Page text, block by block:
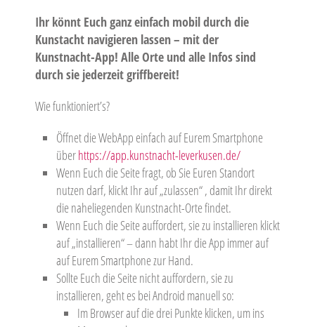
Ihr könnt Euch ganz einfach mobil durch die
Kunstacht navigieren lassen – mit der
Kunstnacht-App! Alle Orte und alle Infos sind
durch sie jederzeit griffbereit!
Wie funktioniert’s?
Öffnet die WebApp einfach auf Eurem Smartphone
überhttps://app.kunstnacht-leverkusen.de/
Wenn Euch die Seite fragt, ob Sie Euren Standort
nutzen darf, klickt Ihr auf „zulassen“ , damit Ihr direkt
die naheliegenden Kunstnacht-Orte findet.
Wenn Euch die Seite auffordert, sie zu installieren klickt
auf „installieren“ – dann habt Ihr die App immer auf
auf Eurem Smartphone zur Hand.
Sollte Euch die Seite nicht auffordern, sie zu
installieren, geht es bei Android manuell so:
Im Browser auf die drei Punkte klicken, um ins